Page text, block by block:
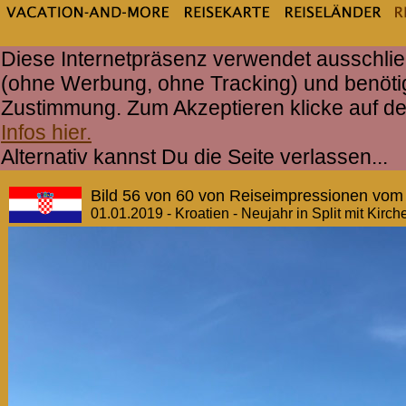
Diese Internetpräsenz verwendet
(ohne Werbung, ohne Tracking) und
Zustimmung. Zum Akzeptieren klicke auf
Infos hier.
Alternativ kannst Du die Seite verlassen...
Bild 56 von 60 von Reiseimpressionen
01.01.2019 - Kroatien - Neujahr in Split mit